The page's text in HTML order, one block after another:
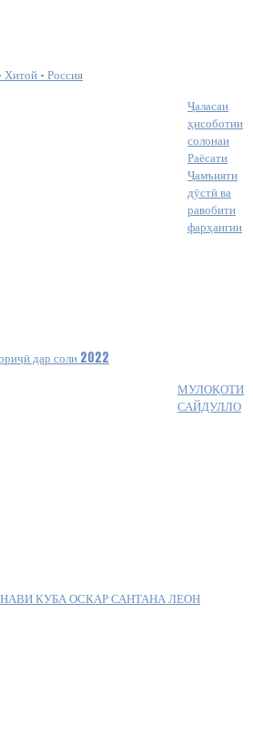
– Россия
Ҷаласаи
ҳисоботии
солонаи
Раёсати
Ҷамъияти
дӯстӣ ва
равобити
фарҳангии
дар соли 2022
МУЛОҚОТИ
САЙДУЛЛО
КУБА ОСКАР САНТАНА ЛЕОН